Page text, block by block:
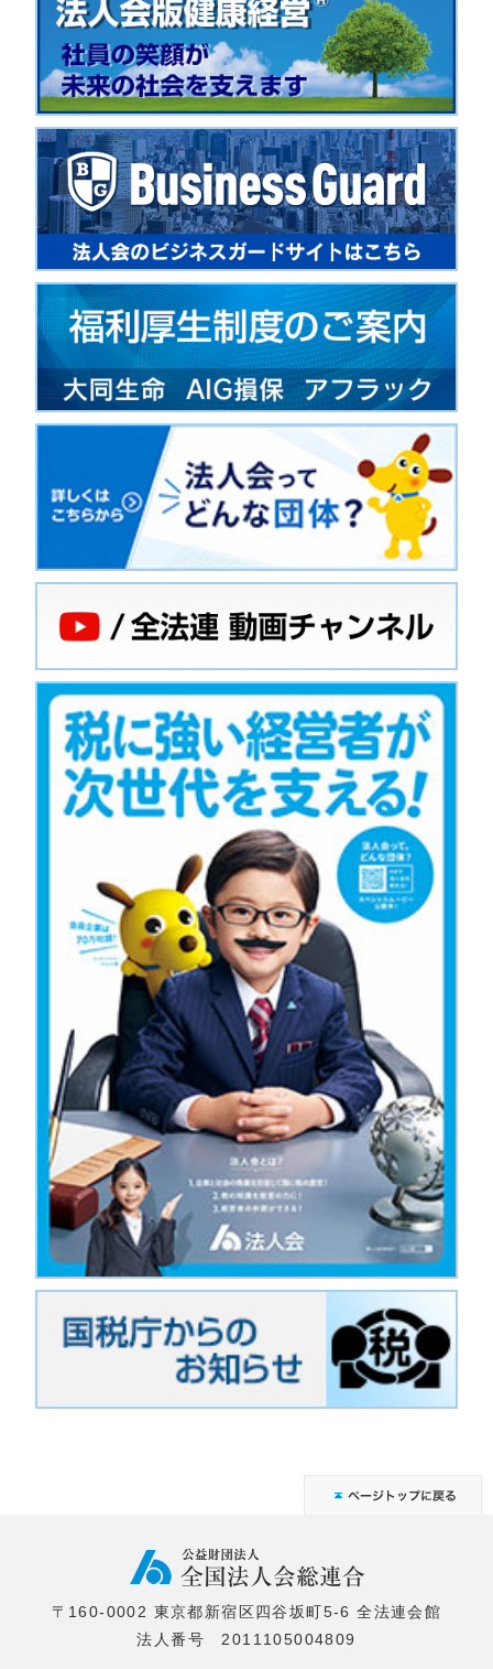
〒160-0002 東京都新宿区四谷坂町5-6 全法連会館
法人番号 2011105004809